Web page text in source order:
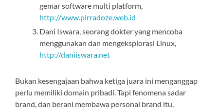
gemar software multi platform,
http://www.pirradoze.web.id
Dani Iswara, seorang dokter yang mencoba
menggunakan dan mengeksplorasi Linux,
http://daniiswara.net
Bukan kesengajaan bahwa ketiga juara ini menganggap
perlu memiliki domain pribadi. Tapi fenomena sadar
brand, dan berani membawa personal brand itu,